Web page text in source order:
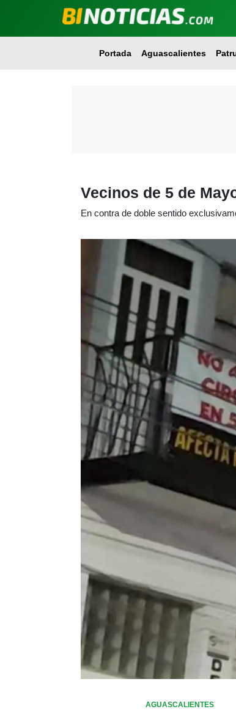
Portada Aguascalientes
Vecinos de 5 de
En contra de doble sentido
AGUASCALIENTES